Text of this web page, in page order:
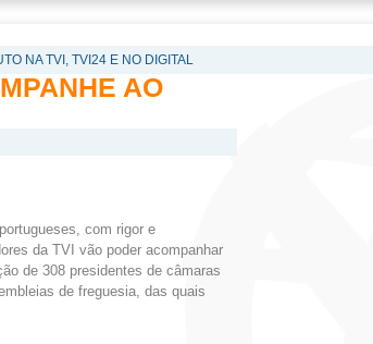
NA TVI, TVI24 E NO DIGITAL
AO
com rigor e
da TVI vão poder acompanhar
de 308 presidentes de câmaras
de freguesia, das quais